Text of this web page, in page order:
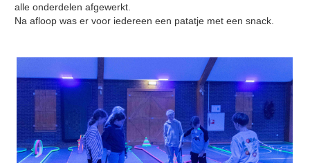
alle onderdelen afgewerkt.
Na afloop was er voor iedereen een patatje met een snack.